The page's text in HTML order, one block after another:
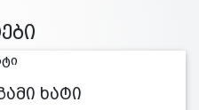
ხატი